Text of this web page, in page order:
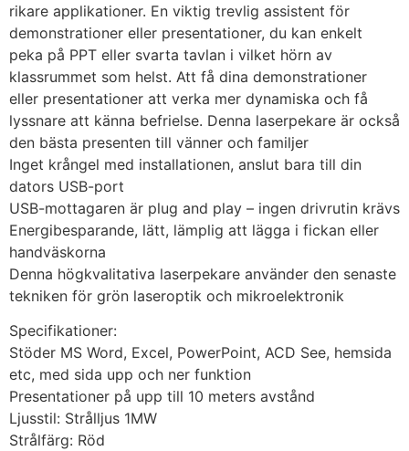
rikare applikationer. En viktig trevlig assistent för
demonstrationer eller presentationer, du kan enkelt
peka på PPT eller svarta tavlan i vilket hörn av
klassrummet som helst. Att få dina demonstrationer
eller presentationer att verka mer dynamiska och få
lyssnare att känna befrielse. Denna laserpekare är också
den bästa presenten till vänner och familjer
Inget krångel med installationen, anslut bara till din
dators USB-port
USB-mottagaren är plug and play – ingen drivrutin krävs
Energibesparande, lätt, lämplig att lägga i fickan eller
handväskorna
Denna högkvalitativa laserpekare använder den senaste
tekniken för grön laseroptik och mikroelektronik
Specifikationer:
Stöder MS Word, Excel, PowerPoint, ACD See, hemsida
etc, med sida upp och ner funktion
Presentationer på upp till 10 meters avstånd
Ljusstil: Strålljus 1MW
Strålfärg: Röd